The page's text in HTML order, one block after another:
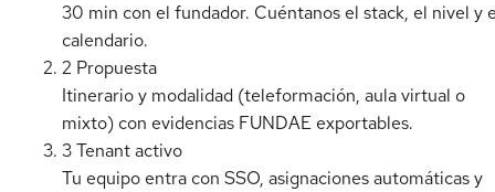
30 min con el fundador. Cuéntanos el stack, el nivel y
calendario.
2 Propuesta
Itinerario y modalidad (teleformación, aula virtual o
mixto) con evidencias FUNDAE exportables.
3Tenant activo
Tu equipo entra con SSO, asignaciones automáticas y